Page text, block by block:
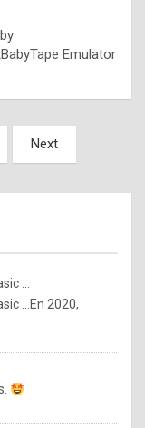
Emulator
Next
...
...En 2020,